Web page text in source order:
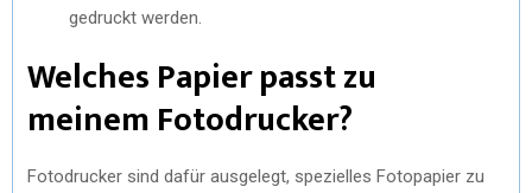
gedruckt werden.
Welches Papier passt zu
meinem Fotodrucker?
Fotodrucker sind dafür ausgelegt, spezielles Fotopapier zu